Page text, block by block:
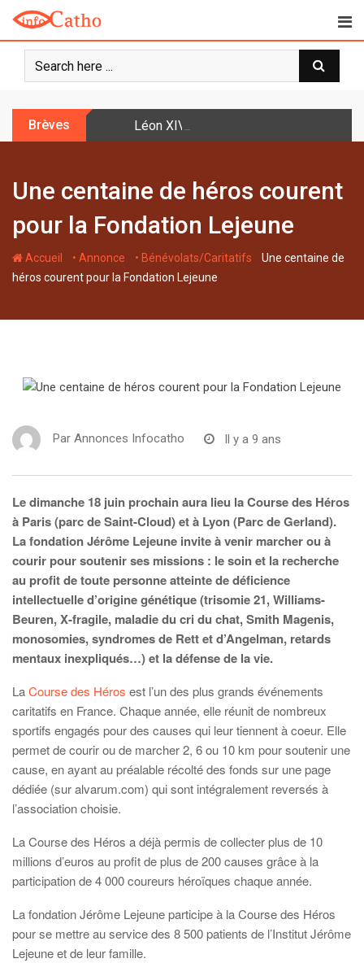
o
Brèves Léon XIV: la prière n’est pas une
Une centaine de héros courent
pour la Fondation Lejeune
Accueil - • Annonce - • Bénévolats/Caritatifs -Une centaine de
héros courent pour la Fondation Lejeune
Par Annonces Infocatho Il y a 9 ans
Le dimanche 18 juin prochain aura lieu la Course des Héros
à Paris (parc de Saint-Cloud) et à Lyon (Parc de Gerland).
La fondation Jérôme Lejeune invite à venir marcher ou à
courir pour soutenir ses missions : le soin et la recherche
au profit de toute personne atteinte de déficience
intellectuelle d’origine génétique (trisomie 21, Williams-
Beuren, X-fragile, maladie du cri du chat, Smith Magenis,
monosomies, syndromes de Rett et d’Angelman, retards
mentaux inexpliqués…) et la défense de la vie.
LaCourse des Héros est l’un des plus grands événements
caritatifs en France. Chaque année, elle réunit de nombreux
sportifs engagés pour des causes qui leur tiennent à coeur. Elle
permet de courir ou de marcher 2, 6 ou 10 km pour soutenir une
cause, en ayant au préalable récolté des fonds sur une page
dédiée (sur alvarum.com) qui sont intégralement reversés à
l’association choisie.
La Course des Héros a déjà permis de collecter plus de 10
millions d’euros au profit de plus de 200 causes grâce à la
participation de 4 000 coureurs héroïques chaque année.
La fondation Jérôme Lejeune participe à la Course des Héros
pour se mettre au service des 8 500 patients de l’Institut Jérôme
Lejeune et de leur famille.